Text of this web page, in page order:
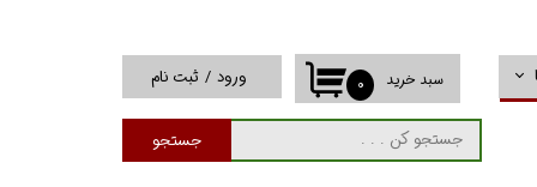
جستجو
۰ سبد خرید ورود / ثبت نام
حساب کاربری من
تغییر گذر واژه